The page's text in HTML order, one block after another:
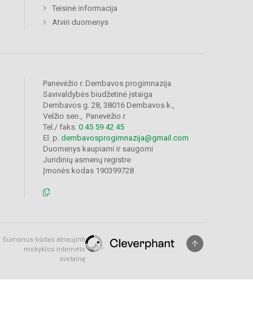
Teisinė informacija
Atviri duomenys
Panevėžio r. Dembavos progimnazija
Savivaldybės biudžetinė įstaiga
Dembavos g. 28, 38016 Dembavos k.,
Velžio sen., Panevėžio r.
Tel./ faks. 0 45 59 42 45
El. p. dembavosprogimnazija@gmail.com
Duomenys kaupiami ir saugomi
Juridinių asmenų registre
Įmonės kodas 190399728
Sumanus būdas atnaujinti
mokyklos interneto
svetainę